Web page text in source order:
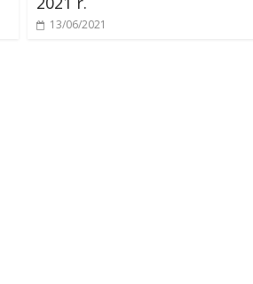
13/06/2021